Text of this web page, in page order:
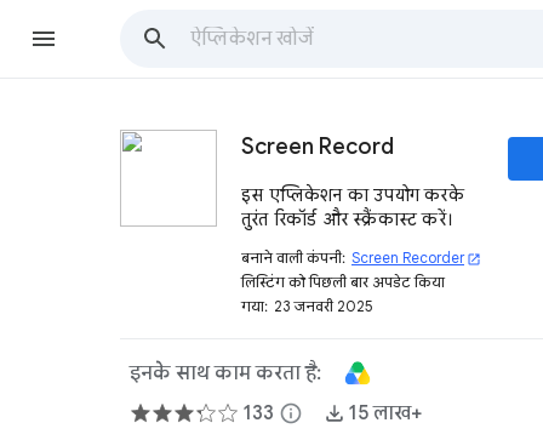
Screen Record
इस एप्लिकेशन का उपयोग करके
तुरंत रिकॉर्ड और स्क्रैंकास्ट करें।
बनाने वाली कंपनी: Screen Recorder open_in_new
लिस्टिंग को पिछली बार अपडेट किया
गया: 23 जनवरी 2025
इनके साथ काम करता है:
133 info 15 लाख+